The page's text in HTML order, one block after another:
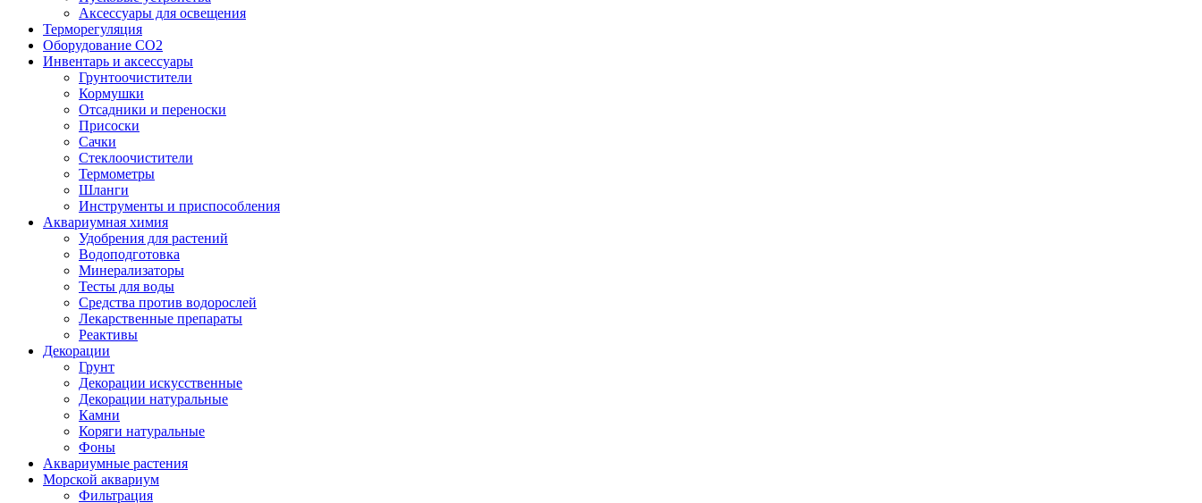
Аксессуары для освещения
Терморегуляция
Оборудование CO2
Инвентарь и аксессуары
Грунтоочистители
Кормушки
Отсадники и переноски
Присоски
Сачки
Стеклоочистители
Термометры
Шланги
Инструменты и приспособления
Аквариумная химия
Удобрения для растений
Водоподготовка
Минерализаторы
Тесты для воды
Средства против водорослей
Лекарственные препараты
Реактивы
Декорации
Грунт
Декорации искусственные
Декорации натуральные
Камни
Коряги натуральные
Фоны
Аквариумные растения
Морской аквариум
Фильтрация